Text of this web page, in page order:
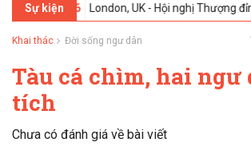
Sự kiện
2026 London, UK - Hội nghị Thượng đỉnh
Khai thác Đời sống ngư dân
Tàu cá chìm, hai ngư
tích
Chưa có đánh giá về bài viết